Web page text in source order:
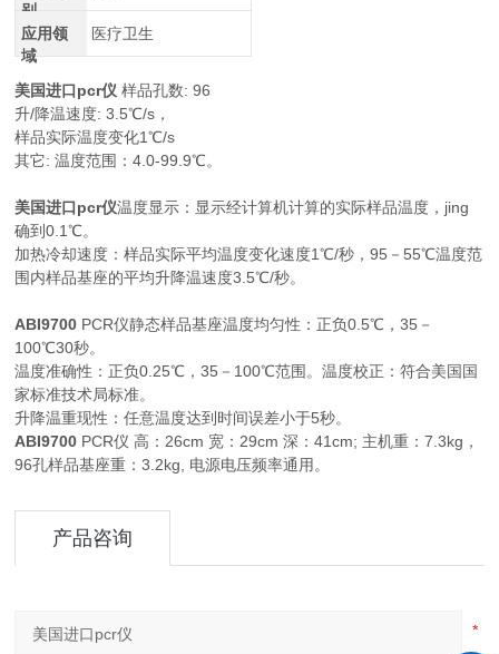
别
应用领
域
医疗卫生
美国进口pcr仪样品孔数: 96
升/降温速度: 3.5℃/s，
样品实际温度变化1℃/s
其它: 温度范围：4.0-99.9℃。
美国进口pcr仪温度显示：显示经计算机计算的实际样品温度，jing
确到0.1℃。
加热冷却速度：样品实际平均温度变化速度1℃/秒，95－55℃温度范
围内样品基座的平均升降温速度3.5℃/秒。
ABI9700 PCR仪静态样品基座温度均匀性：正负0.5℃，35－
100℃30秒。
温度准确性：正负0.25℃，35－100℃范围。温度校正：符合美国国
家标准技术局标准。
升降温重现性：任意温度达到时间误差小于5秒。
ABI9700 PCR仪 高：26cm 宽：29cm 深：41cm; 主机重：7.3kg，
96孔样品基座重：3.2kg, 电源电压频率通用。
产品咨询